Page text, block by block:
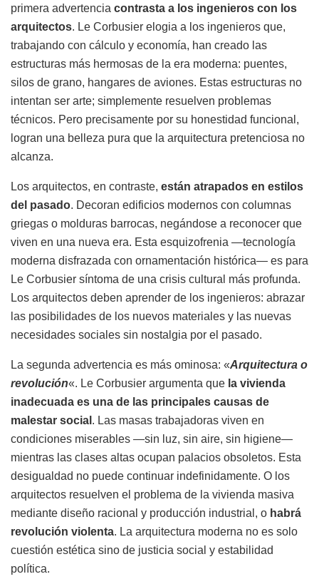
primera advertencia contrasta a los ingenieros con los
arquitectos. Le Corbusier elogia a los ingenieros que,
trabajando con cálculo y economía, han creado las
estructuras más hermosas de la era moderna: puentes,
silos de grano, hangares de aviones. Estas estructuras no
intentan ser arte; simplemente resuelven problemas
técnicos. Pero precisamente por su honestidad funcional,
logran una belleza pura que la arquitectura pretenciosa no
alcanza.
Los arquitectos, en contraste, están atrapados en estilos
del pasado. Decoran edificios modernos con columnas
griegas o molduras barrocas, negándose a reconocer que
viven en una nueva era. Esta esquizofrenia —tecnología
moderna disfrazada con ornamentación histórica— es para
Le Corbusier síntoma de una crisis cultural más profunda.
Los arquitectos deben aprender de los ingenieros: abrazar
las posibilidades de los nuevos materiales y las nuevas
necesidades sociales sin nostalgia por el pasado.
La segunda advertencia es más ominosa: «Arquitectura o
revolución«. Le Corbusier argumenta que la vivienda
inadecuada es una de las principales causas de
malestar social . Las masas trabajadoras viven en
condiciones miserables —sin luz, sin aire, sin higiene—
mientras las clases altas ocupan palacios obsoletos. Esta
desigualdad no puede continuar indefinidamente. O los
arquitectos resuelven el problema de la vivienda masiva
mediante diseño racional y producción industrial, o habrá
revolución violenta. La arquitectura moderna no es solo
cuestión estética sino de justicia social y estabilidad
política.